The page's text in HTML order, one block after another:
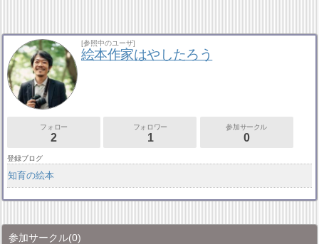
[参照中のユーザ]
絵本作家はやしたろう
フォロー
2
フォロワー
1
参加サークル
0
登録ブログ
知育の絵本
参加サークル(0)